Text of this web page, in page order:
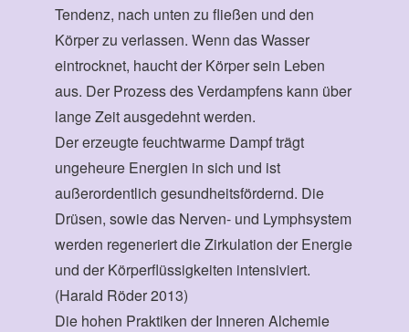
Tendenz, nach unten zu fließen und den
Körper zu verlassen. Wenn das Wasser
eintrocknet, haucht der Körper sein Leben
aus. Der Prozess des Verdampfens kann über
lange Zeit ausgedehnt werden.
Der erzeugte feuchtwarme Dampf trägt
ungeheure Energien in sich und ist
außerordentlich gesundheitsfördernd. Die
Drüsen, sowie das Nerven- und Lymphsystem
werden regeneriert die Zirkulation der Energie
und der Körperflüssigkeiten intensiviert.
(Harald Röder 2013)
Die hohen Praktiken der Inneren Alchemie